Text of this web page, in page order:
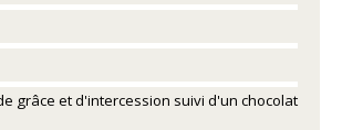
grâce et d'intercession suivi d'un chocolat